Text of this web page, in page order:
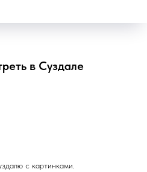
в Суздале
с картинками.